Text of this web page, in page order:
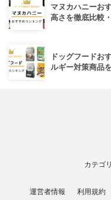
マヌカハニーお
高さを徹底比較
ドッグフードお
ルギー対策商品
カテゴ
運営者情報 利用規約